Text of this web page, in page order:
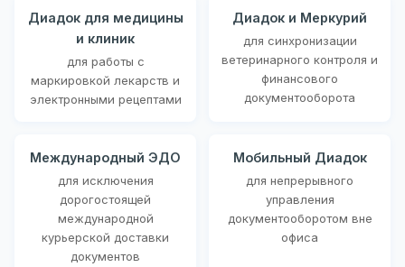
Диадок для медицины
и клиник
для работы с
маркировкой лекарств и
электронными рецептами
Диадок и Меркурий
для синхронизации
ветеринарного контроля и
финансового
документооборота
Международный ЭДО
для исключения
дорогостоящей
международной
курьерской доставки
документов
Мобильный Диадок
для непрерывного
управления
документооборотом вне
офиса